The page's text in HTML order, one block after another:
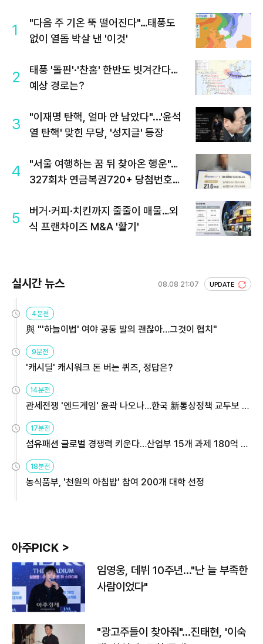
1
"다음 주 기온 뚝 떨어진다"…태풍도
없이 열돔 박살 낸 '이것'
2
태풍 '돌핀'·'찬홈' 한반도 빗겨간다…
예상 경로는?
3
"이재명 탄핵, 얼마 안 남았다"...'윤석
열 탄핵' 맞힌 무당, '성지글' 등장
4
"서울 여행하는 꿈 뒤 찾아온 행운"…
327회차 연금복권720+ 당첨번호조
5
버거·커피·치킨까지 줄줄이 매물…외
식 프랜차이즈 M&A '활기'
실시간 뉴스 08.08 21:07 UPDATE
4분전
與 "'하늘이법' 여야 공동 발의 괜찮아…그것이 협치"
9분전
'캐시딜' 캐시워크 돈 버는 퀴즈, 정답은?
14분전
관세전쟁 '엔드게임' 윤곽 나오나…한국 新통상정책 교두보 활
17분전
섬유패션 글로벌 경쟁력 키운다…산업부 15개 과제 180억 지
18분전
농식품부, '천원의 아침밥' 참여 200개 대학 선정
아주PICK >
임영웅, 데뷔 10주년…"난 늘 부족한
사람이었다"
"광고주들이 찾아줘"…진태현, '이숙